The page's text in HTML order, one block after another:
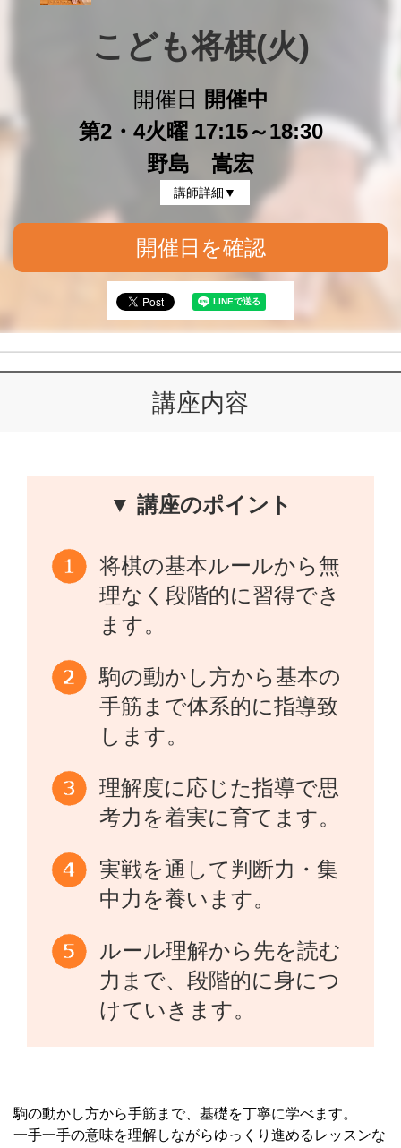
こども将棋(火)
開催日
開催中
第2・4火曜 17:15～18:30
野島 嵩宏
講師詳細▼
開催日を確認
講座内容
▼ 講座のポイント
将棋の基本ルールから無
理なく段階的に習得でき
ます。
駒の動かし方から基本の
手筋まで体系的に指導致
します。
理解度に応じた指導で思
考力を着実に育てます。
実戦を通して判断力・集
中力を養います。
ルール理解から先を読む
力まで、段階的に身につ
けていきます。
駒の動かし方から手筋まで、基礎を丁寧に学べます。
一手一手の意味を理解しながらゆっくり進めるレッスンな